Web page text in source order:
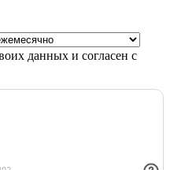
данных и согласен с